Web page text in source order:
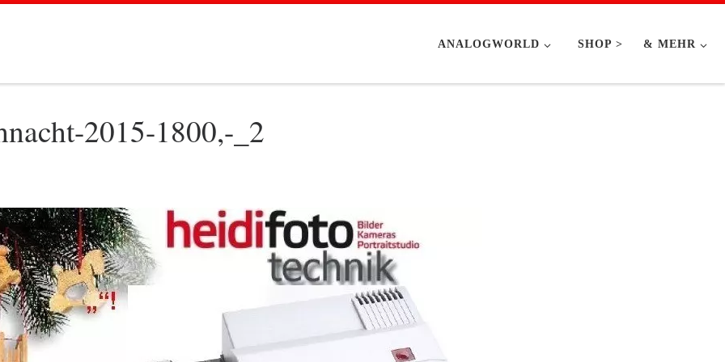
ANALOGWORLD SHOP > & MEHR
2015-1800,-_2